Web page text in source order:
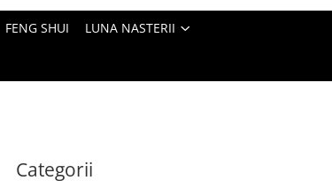
FENG SHUI LUNA NASTERII
Categorii